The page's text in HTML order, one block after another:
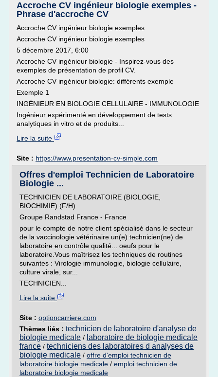
Accroche CV ingénieur biologie exemples -
Phrase d'accroche CV
Accroche CV ingénieur biologie exemples
Accroche CV ingénieur biologie exemples
5 décembre 2017, 6:00
Accroche CV ingénieur biologie - Inspirez-vous des
exemples de présentation de profil CV.
Accroche CV ingénieur biologie: différents exemple
Exemple 1
INGÉNIEUR EN BIOLOGIE CELLULAIRE - IMMUNOLOGIE
Ingénieur expérimenté en développement de tests
analytiques in vitro et de produits...
Lire la suite
Site : https://www.presentation-cv-simple.com
Offres d'emploi Technicien de Laboratoire
Biologie ...
TECHNICIEN DE LABORATOIRE (BIOLOGIE,
BIOCHIMIE) (F/H)
Groupe Randstad France - France
pour le compte de notre client spécialisé dans le secteur
de la vaccinologie vétérinaire un(e) technicien(ne) de
laboratoire en contrôle qualité... oeufs pour le
laboratoire.Vous maîtrisez les techniques de routines
suivantes : Virologie immunologie, biologie cellulaire,
culture virale, sur...
TECHNICIEN...
Lire la suite
Site : optioncarriere.com
Thèmes liés : technicien de laboratoire d'analyse de
biologie medicale / laboratoire de biologie medicale
france / techniciens des laboratoires d analyses de
biologie medicale / offre d'emploi technicien de
laboratoire biologie medicale / emploi technicien de
laboratoire biologie medicale